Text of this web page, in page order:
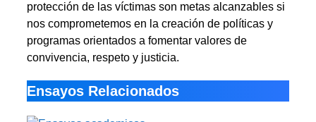
protección de las víctimas son metas alcanzables si
nos comprometemos en la creación de políticas y
programas orientados a fomentar valores de
convivencia, respeto y justicia.
Ensayos Relacionados